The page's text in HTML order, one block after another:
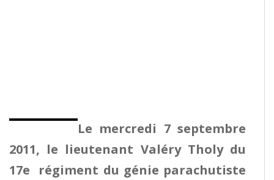
Le mercredi 7 septembre
2011, le lieutenant Valéry Tholy du
17e régiment du génie parachutiste